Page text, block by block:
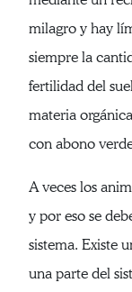
milagro y hay
siempre la
fertilidad del
materia
con abono
A veces los
y por eso se
sistema. Existe
una parte del